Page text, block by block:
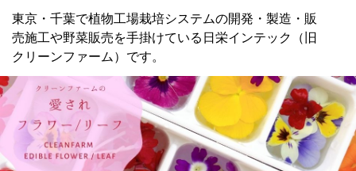
東京・千葉で植物工場栽培システムの開発・製造・販
売施工や野菜販売を手掛けている日栄インテック（旧
クリーンファーム）です。